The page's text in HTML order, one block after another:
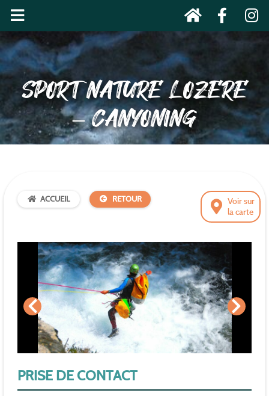
SPORT NATURE LOZERE
– CANYONING
Voir sur
la carte
ACCUEIL RETOUR
PRISE DE CONTACT